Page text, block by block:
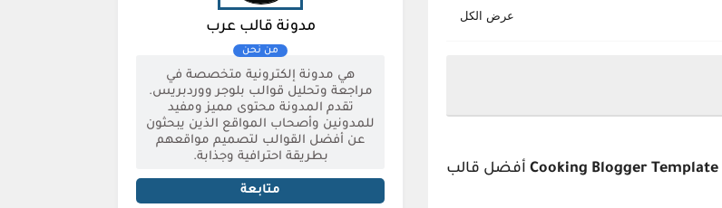
Cooking Blogger Template أفضل قالب
مدونة قالب عرب
هي مدونة إلكترونية متخصصة في
مراجعة وتحليل قوالب بلوجر ووردبريس.
تقدم المدونة محتوى مميز ومفيد
للمدونين وأصحاب المواقع الذين يبحثون
عن أفضل القوالب لتصميم مواقعهم
بطريقة احترافية وجذابة.
متابعة